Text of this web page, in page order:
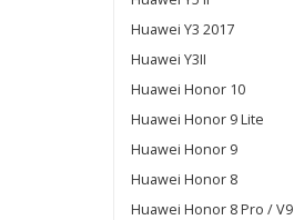
Huawei Y3 2017
Huawei Y3II
Huawei Honor 10
Huawei Honor 9 Lite
Huawei Honor 9
Huawei Honor 8
Huawei Honor 8 Pro / V9